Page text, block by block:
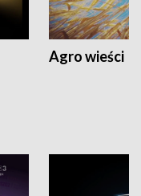
Agro wieści